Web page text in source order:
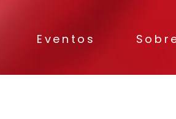
Eventos